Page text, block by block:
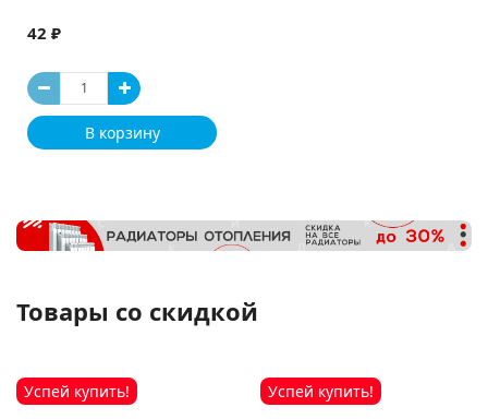
42 ₽
В корзину
Товары со скидкой
Успей купить! Успей купить!